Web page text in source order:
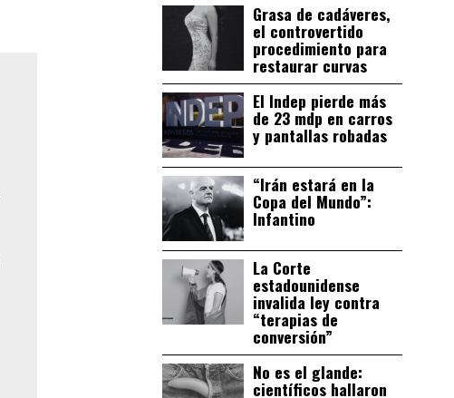
Grasa de cadáveres,
el controvertido
procedimiento para
restaurar curvas
El Indep pierde más
de 23 mdp en carros
y pantallas robadas
“Irán estará en la
Copa del Mundo”:
Infantino
La Corte
estadounidense
invalida ley contra
“terapias de
conversión”
No es el glande:
científicos hallaron